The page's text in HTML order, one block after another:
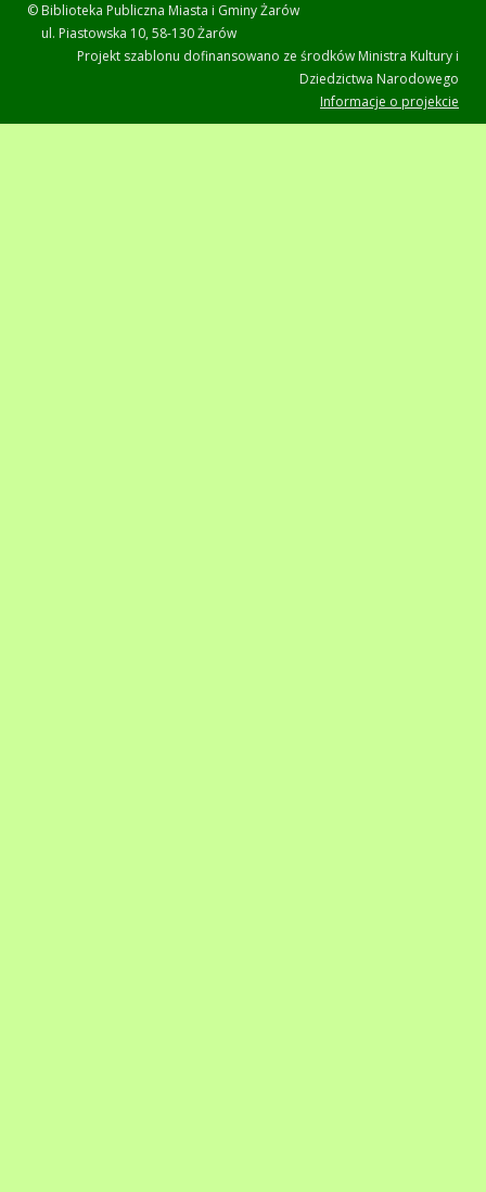
© Biblioteka Publiczna Miasta i Gminy Żarów
ul. Piastowska 10, 58-130 Żarów
Projekt szablonu dofinansowano ze środków Ministra Kultury i
Dziedzictwa Narodowego
Informacje o projekcie